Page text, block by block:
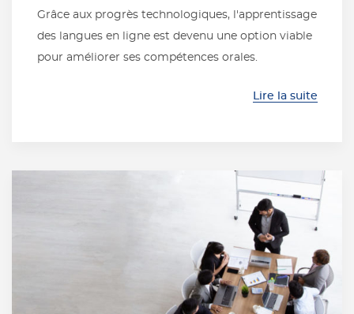
Grâce aux progrès technologiques, l'apprentissage
des langues en ligne est devenu une option viable
pour améliorer ses compétences orales.
Lire la suite